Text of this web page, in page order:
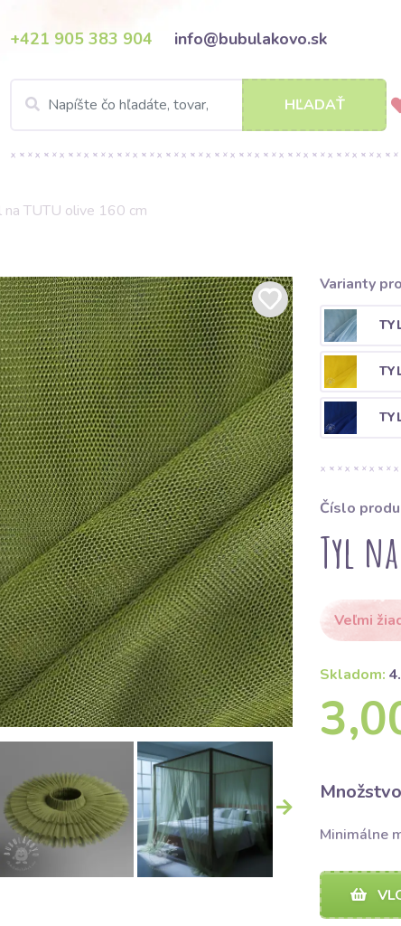
+421 905 383 904 info@bubulakovo.sk
HĽADAŤ
na TUTU olive 160 cm
Varianty
Číslo
Tyl
Veľmi
Skladom:
Minimálne